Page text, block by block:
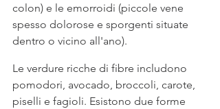
colon) e le emorroidi (piccole vene
spesso dolorose e sporgenti situate
dentro o vicino all'ano).
Le verdure ricche di fibre includono
pomodori, avocado, broccoli, carote,
piselli e fagioli. Esistono due forme